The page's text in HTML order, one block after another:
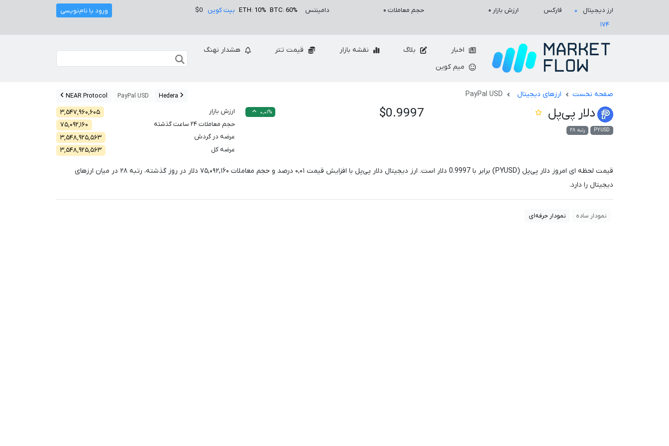
ارز دیجیتال ۰
فارکس
۱۷۴
ارزش بازار ۰ حجم معاملات ۰ دامیننس BTC: 60%
ETH: 10% بیت کوین $0 ورود یا نام‌نویسی
اخبار بلاگ نقشه بازار قیمت تتر
هشدار نهنگ
میم کوین
صفحه نخست ارزهای دیجیتال PayPal USD
PayPal USD
NEAR Protocol
دلار پی‌پل
PYUSD رتبه ۲۸
$0.9997 ۰,۰۱% ارزش بازار
۳,۵۴۷,۹۶۰,۶۰۵
حجم معاملات ۲۴ ساعت گذشته
۷۵,۰۹۲,۱۶۰
عرضه در گردش
۳,۵۴۸,۹۲۵,۵۶۳
عرضه کل
۳,۵۴۸,۹۲۵,۵۶۳
قیمت لحظه ای امروز دلار پی‌پل (PYUSD) برابر با 0.9997 دلار است. ارز دیجیتال دلار پی‌پل با افزایش قیمت ۰,۰۱ درصد و حجم معاملات ۷۵,۰۹۲,۱۶۰ دلار در روز گذشته، رتبه۲۸ در میان ارزهای
دیجیتال را دارد.
نمودار ساده نمودار حرفه‌ای